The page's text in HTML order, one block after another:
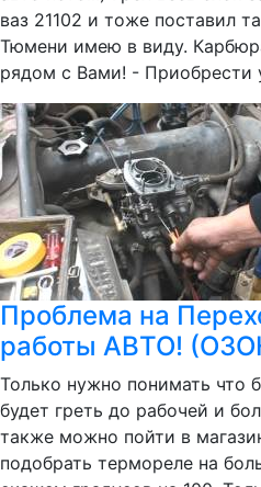
ваз 21102 и тоже поставил
Тюмени имею в виду.
рядом с Вами! - Приобрести
Проблема на
работы АВТО!
Только нужно понимать что
будет греть до рабочей и
также можно пойти в
подобрать термореле на